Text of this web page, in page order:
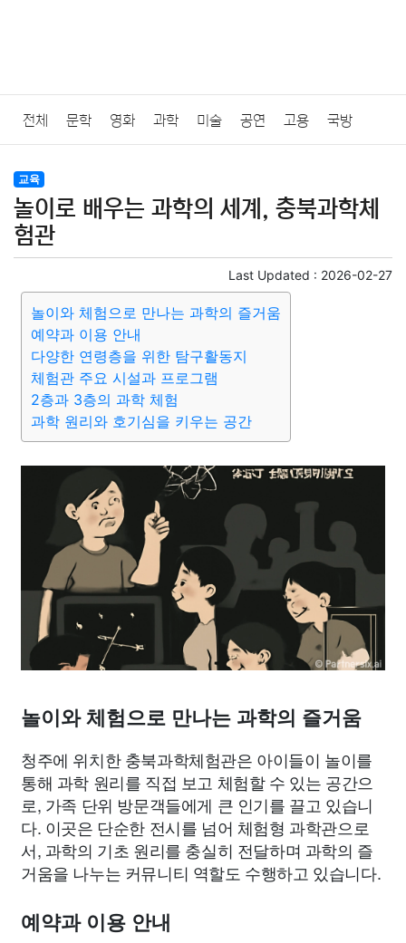
전체 문학 영화 과학 미술 공연 고용 국방
법률
질병 가요 방송 일상 주식 암호화폐 블록체인
미용 증권 인테리어
요리 상품리뷰 원예 금융 게임 스포츠
대출 자동차 취미 여행 맛집
종교 사회 정치 건강 의료 의학
부동산 외국어 교육 교통 생활 기타
교육
놀이로 배우는 과학의 세계, 충북과학체
험관
Last Updated : 2026-02-27
놀이와 체험으로 만나는 과학의 즐거움
예약과 이용 안내
다양한 연령층을 위한 탐구활동지
체험관 주요 시설과 프로그램
2층과 3층의 과학 체험
과학 원리와 호기심을 키우는 공간
놀이와 체험으로 만나는 과학의 즐거움
청주에 위치한 충북과학체험관은 아이들이 놀이를
통해 과학 원리를 직접 보고 체험할 수 있는 공간으
로, 가족 단위 방문객들에게 큰 인기를 끌고 있습니
다. 이곳은 단순한 전시를 넘어 체험형 과학관으로
서, 과학의 기초 원리를 충실히 전달하며 과학의 즐
거움을 나누는 커뮤니티 역할도 수행하고 있습니다.
예약과 이용 안내